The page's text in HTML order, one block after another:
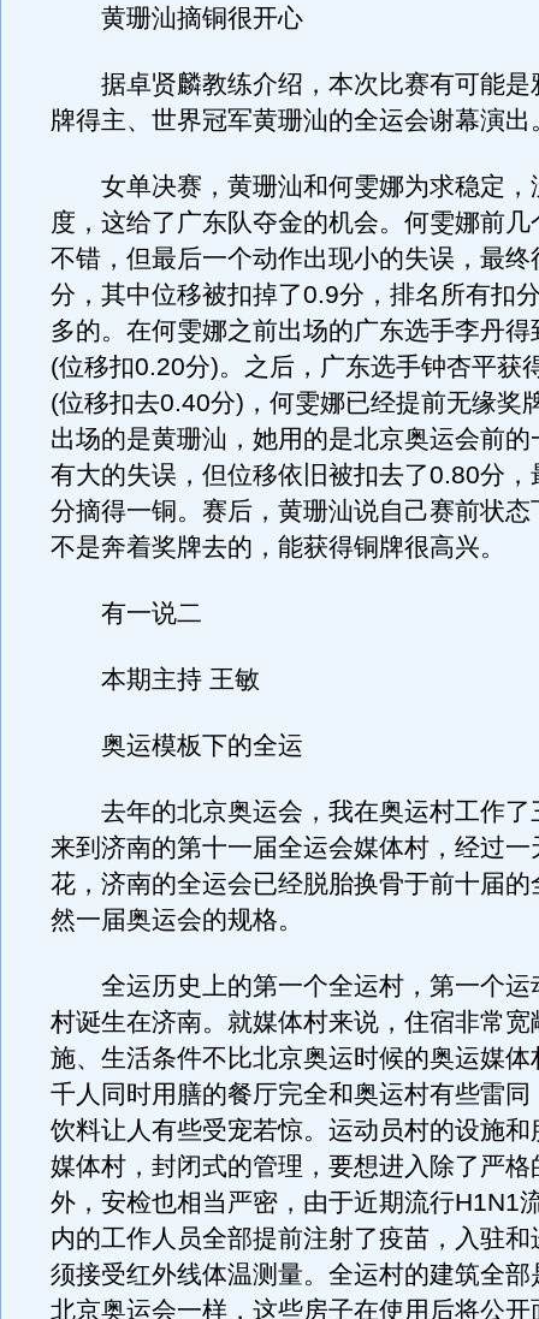
黄珊汕摘铜很开心
据卓贤麟教练介绍，本次比赛有可能是
牌得主、世界冠军黄珊汕的全运会谢幕演出
女单决赛，黄珊汕和何雯娜为求稳定，
度，这给了广东队夺金的机会。何雯娜前
不错，但最后一个动作出现小的失误，最终
分，其中位移被扣掉了0.9分，排名所有扣
多的。在何雯娜之前出场的广东选手李丹
(位移扣0.20分)。之后，广东选手钟杏平获
(位移扣去0.40分)，何雯娜已经提前无缘奖
出场的是黄珊汕，她用的是北京奥运会前的
有大的失误，但位移依旧被扣去了0.80分
分摘得一铜。赛后，黄珊汕说自己赛前状态
不是奔着奖牌去的，能获得铜牌很高兴。
有一说二
本期主持 王敏
奥运模板下的全运
去年的北京奥运会，我在奥运村工作了
来到济南的第十一届全运会媒体村，经过一
花，济南的全运会已经脱胎换骨于前十届的
然一届奥运会的规格。
全运历史上的第一个全运村，第一个运
村诞生在济南。就媒体村来说，住宿非常宽
施、生活条件不比北京奥运时候的奥运媒体
千人同时用膳的餐厅完全和奥运村有些雷同
饮料让人有些受宠若惊。运动员村的设施和
媒体村，封闭式的管理，要想进入除了严格
外，安检也相当严密，由于近期流行H1N1
内的工作人员全部提前注射了疫苗，入驻和
须接受红外线体温测量。全运村的建筑全部
北京奥运会一样，这些房子在使用后将公开